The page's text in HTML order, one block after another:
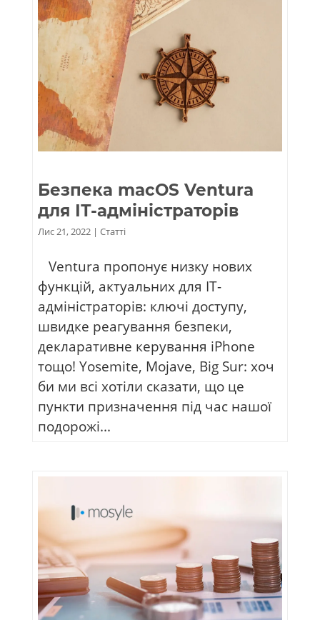
Безпека macOS Ventura
для ІТ-адміністраторів
Лис 21, 2022| Статті
Ventura пропонує низку нових
функцій, актуальних для ІТ-
адміністраторів: ключі доступу,
швидке реагування безпеки,
декларативне керування iPhone
тощо! Yosemite, Mojave, Big Sur: хоч
би ми всі хотіли сказати, що це
пункти призначення під час нашої
подорожі...